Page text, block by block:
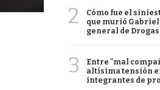
2
Cómo fue el
que murió
general de Drogas
3
Entre "mal
altísima tensión
integrantes de